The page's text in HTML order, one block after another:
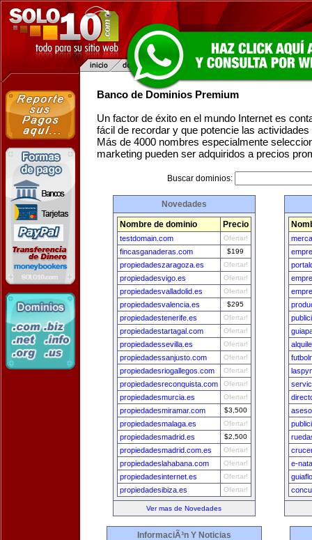
Banco de Dominios Premium
Un factor de éxito en el mundo Internet es
fácil de recordar y que potencie las
Más de 4000 nombres especialmente
marketing pueden ser adquiridos a precios
Buscar dominios:
Novedades
Nombre de dominio Precio
testdomain.com Ofertar!
fincasganaderas.com $199
propiedadeszaragoza.es Ofertar!
propiedadesvigo.es Ofertar!
propiedadesvalladolid.es Ofertar!
propiedadesvalencia.es $295
propiedadestenerife.es Ofertar!
propiedadestartagal.com Ofertar!
propiedadessevilla.es Ofertar!
propiedadessanjusto.com Ofertar!
propiedadesriogallegos.com Ofertar!
propiedadesreconquista.com Ofertar!
propiedadesmurcia.es Ofertar!
propiedadesmiramar.com $3,500
propiedadesmalaga.es Ofertar!
propiedadesmadrid.es $2,500
propiedadesmadrid.com.es Ofertar!
propiedadeslahabana.com Ofertar!
propiedadesinternet.es Ofertar!
propiedadesibiza.es Ofertar!
Ver mas de Novedades
e-
InformaciÃ³n Y Noticias